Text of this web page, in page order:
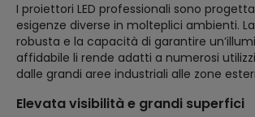
I proiettori LED professionali sono
esigenze diverse in molteplici ambienti.
robusta e la capacità di garantire
affidabile li rende adatti a numerosi
dalle grandi aree industriali alle zone
Elevata visibilità e grandi superfici